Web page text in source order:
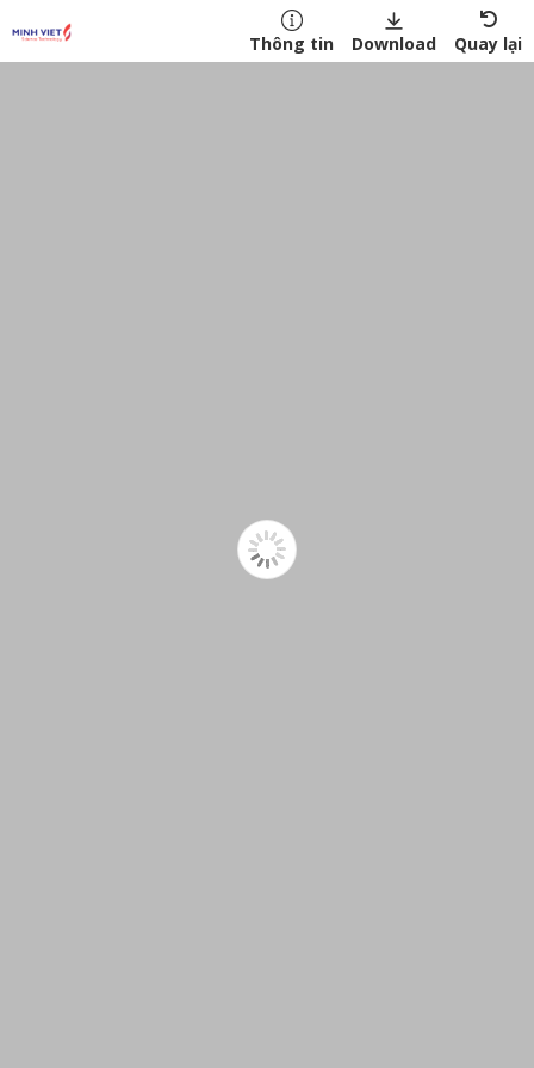
Thông tin Download Quay lại